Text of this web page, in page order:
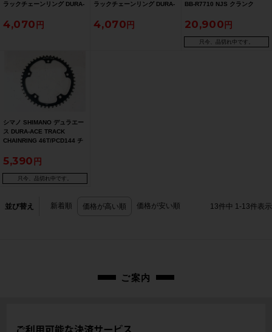
ラックチェーンリング DURA-
チェーンリング 〇【お買い得
SALE】
4,070
ラックチェーンリング DURA-
チェーンリング 〇【お買い得
SALE】
4,070
BB-R7710 NJS クランク
パラダイス大阪より配送）
20,900
只今、品切れ中です。
シマノ SHIMANO デュラエー
ス DURA-ACE TRACK
CHAINRING 46T/PCD144 チ
5,390
只今、品切れ中です。
並び替え 新着順 価格が高い順 価格が安い順 13件中 1-13件表示
ご案内